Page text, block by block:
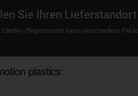
Sie Ihren Lieferstandort
Länder-/Regionsseite kann verschiedene